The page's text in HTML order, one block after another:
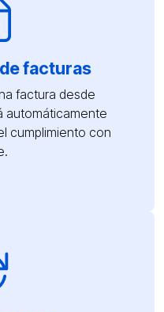
facturas
factura desde
automáticamente
cumplimiento con